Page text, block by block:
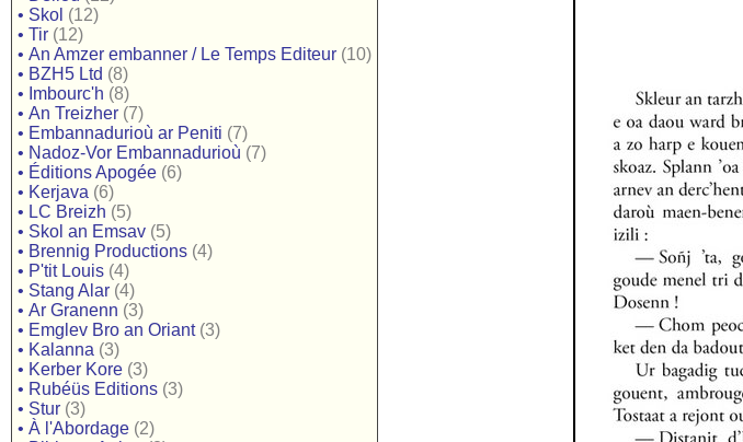
• Skol (12)
• Tir (12)
• An Amzer embanner / Le Temps Editeur (10)
• BZH5 Ltd (8)
• Imbourc'h (8)
• An Treizher (7)
• Embannadurioù ar Peniti (7)
• Nadoz-Vor Embannadurioù (7)
• Éditions Apogée (6)
• Kerjava (6)
• LC Breizh (5)
• Skol an Emsav (5)
• Brennig Productions (4)
• P'tit Louis (4)
• Stang Alar (4)
• Ar Granenn (3)
• Emglev Bro an Oriant (3)
• Kalanna (3)
• Kerber Kore (3)
• Rubéüs Editions (3)
• Stur (3)
• À l'Abordage (2)